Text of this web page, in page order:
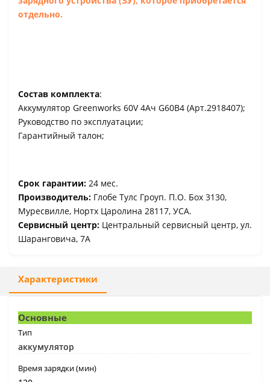
отдельно.
Состав комплекта:
Аккумулятор Greenworks 60V 4Ач G60B4 (Арт.2918407);
Руководство по эксплуатации;
Гарантийный талон;
Срок гарантии: 24 мес.
Производитель: Глобе Тулс Гроуп. П.О. Боx 3130,
Муресвилле, Нортх Царолина 28117, УСА.
Сервисный центр: Центральный сервисный центр, ул.
Шаранговича, 7А
Характеристики
Основные
Тип
аккумулятор
Время зарядки (мин)